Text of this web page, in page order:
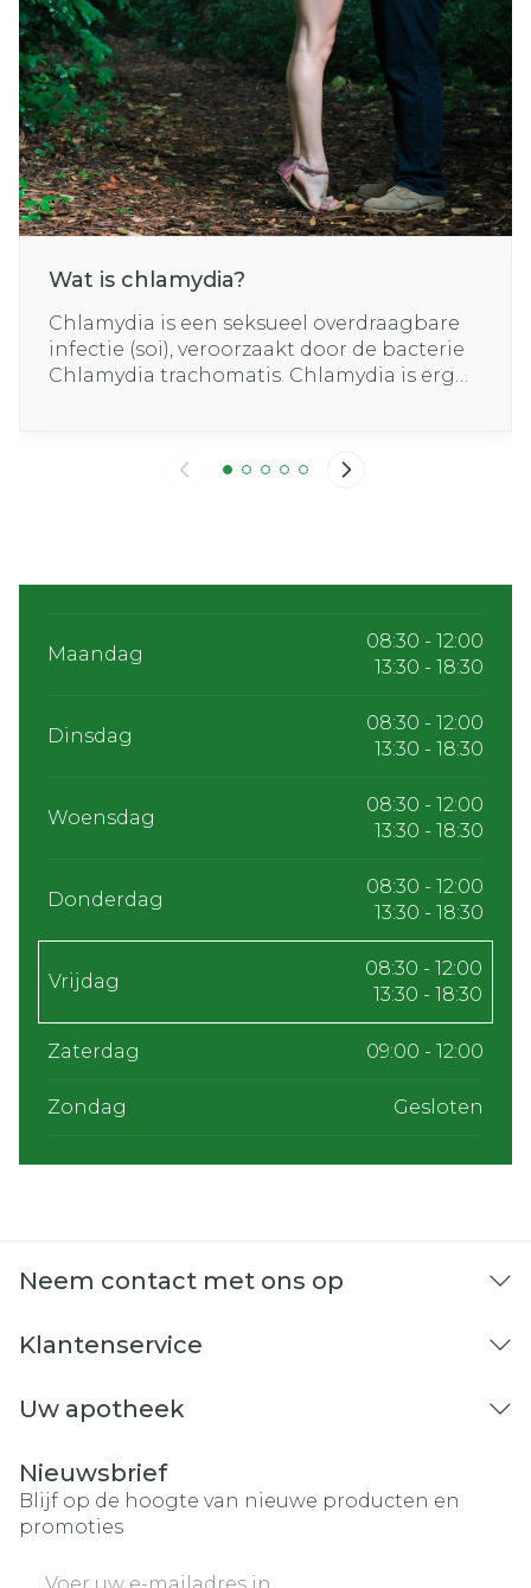
Wat is chlamydia?
Chlamydia is een seksueel overdraagbare
infectie (soi), veroorzaakt door de bacterie
Chlamydia trachomatis. Chlamydia is erg
Maandag
08:30 - 12:00
13:30 - 18:30
Dinsdag
08:30 - 12:00
13:30 - 18:30
Woensdag
08:30 - 12:00
13:30 - 18:30
Donderdag
08:30 - 12:00
13:30 - 18:30
Vrijdag
08:30 - 12:00
13:30 - 18:30
Zaterdag 09:00 - 12:00
Zondag Gesloten
Neem contact met ons op
Klantenservice
Uw apotheek
Nieuwsbrief
Blijf op de hoogte van nieuwe producten en
promoties